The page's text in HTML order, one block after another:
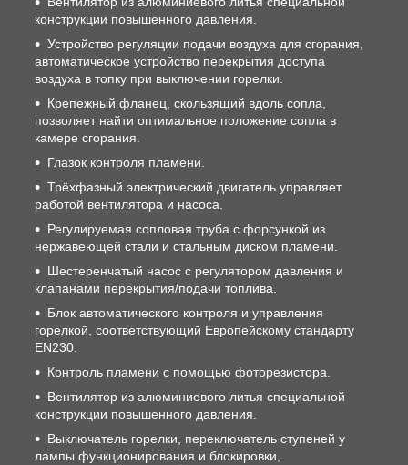
конструкции повышенного давления.
Устройство регуляции подачи воздуха для сгорания,
автоматическое устройство перекрытия доступа
воздуха в топку при выключении горелки.
Крепежный фланец, скользящий вдоль сопла,
позволяет найти оптимальное положение сопла в
камере сгорания.
Глазок контроля пламени.
Трёхфазный электрический двигатель управляет
работой вентилятора и насоса.
Регулируемая сопловая труба с форсункой из
нержавеющей стали и стальным диском пламени.
Шестеренчатый насос с регулятором давления и
клапанами перекрытия/подачи топлива.
Блок автоматического контроля и управления
горелкой, соответствующий Европейскому стандарту
EN230.
Контроль пламени с помощью фоторезистора.
Вентилятор из алюминиевого литья специальной
конструкции повышенного давления.
Выключатель горелки, переключатель ступеней у
лампы функционирования и блокировки,